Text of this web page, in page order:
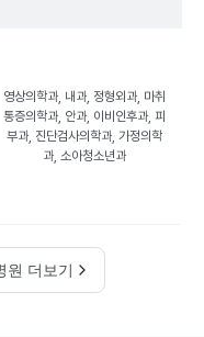
영상의학과, 내과, 정형외과, 마취
통증의학과, 안과, 이비인후과, 피
부과, 진단검사의학과, 가정의학
과, 소아청소년과
원 더보기